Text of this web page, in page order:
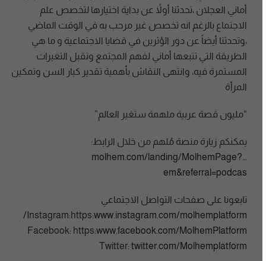
أماني العجلان ،تحدثنا أولاً عن بداية اختيارها لتخصص علم
الاجتماع بالرغم انه تخصص غير مرحب به في الوقت الماضي
،وتحدثنا أيضاً عن دور الؤثرين في قضايا الاجتماعية و ما هي
الطريقة التي تتبعها أماني لفهم المجتمع وتقبل التغيرات
المستمرة فيه، وانتهى النقاش بأهمية تقدير كبار السن وتمكين
المرأة
“مليون قصة عربية ملهمة ستغير العالم”
يمكنكم زيارة منصة مُلهم من خلال الرابط:
molhem.com/landing/MolhemPage?…
em&referral=podcas
تابعونا على صفحات التواصل الاجتماعي
www.instagram.com/molhemplatform/
www.facebook.com/MolhemPlatform
twitter.com/Molhemplatform